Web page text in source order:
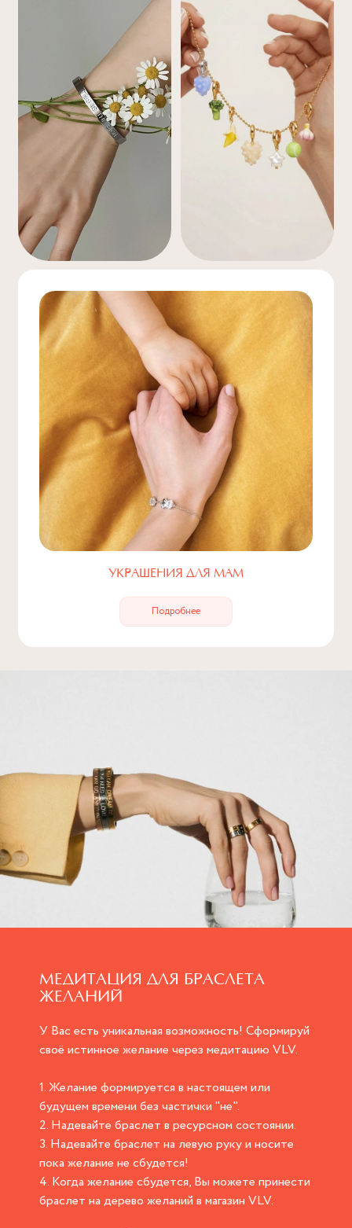
ПОДРОБНЕЕ
УКРАШЕНИЯ ДЛЯ МАМ
Подробнее
МЕДИТАЦИЯ ДЛЯ БРАСЛЕТА
ЖЕЛАНИЙ
У Вас есть уникальная возможность! Сформируй
своё истинное желание через медитацию VLV.
1. Желание формируется в настоящем или
будущем времени без частички "не".
2. Надевайте браслет в ресурсном состоянии.
3. Надевайте браслет на левую руку и носите
пока желание не сбудется!
4. Когда желание сбудется, Вы можете принести
браслет на дерево желаний в магазин VLV.